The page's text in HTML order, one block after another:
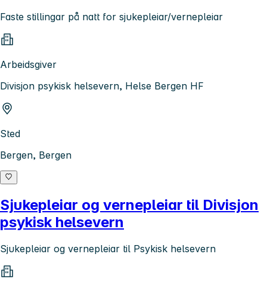
Faste stillingar på natt for sjukepleiar/vernepleiar
Arbeidsgiver
Divisjon psykisk helsevern, Helse Bergen HF
Sted
Bergen, Bergen
Sjukepleiar og vernepleiar til Divisjon
psykisk helsevern
Sjukepleiar og vernepleiar til Psykisk helsevern